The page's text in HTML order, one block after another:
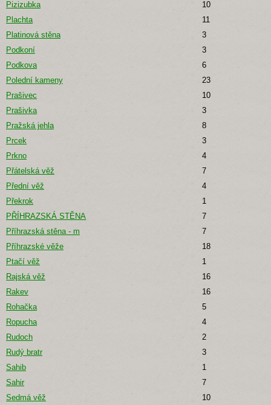
Pizizubka
10
Plachta
11
Platinová stěna
3
Podkoní
3
Podkova
6
Polední kameny
23
Prašivec
10
Prašivka
3
Pražská jehla
8
Prcek
3
Prkno
4
Přátelská věž
7
Přední věž
4
Překrok
1
PŘÍHRAZSKÁ STĚNA
7
Příhrazská stěna - m
7
Příhrazské věže
18
Ptačí věž
1
Rajská věž
16
Rakev
16
Rohačka
5
Ropucha
4
Rudoch
2
Rudý bratr
3
Sahib
1
Sahir
7
Sedmá věž
10